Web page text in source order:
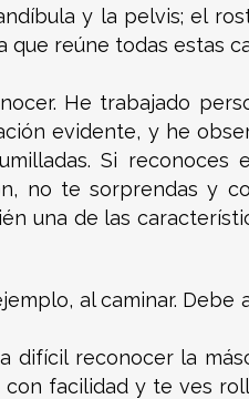
y la pelvis; el
reúne todas estas
He trabajado
evidente, y he
Si
no te sorprendas y
una de las
al caminar.
reconocer la
facilidad y te ves